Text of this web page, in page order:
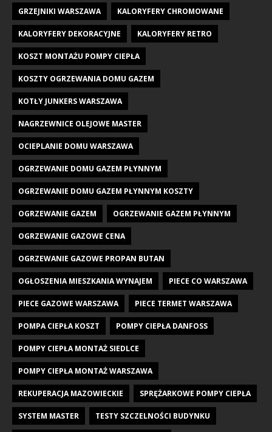
GRZEJNIKI WARSZAWA KALORYFERY CHROMOWANE
KALORYFERY DEKORACYJNE KALORYFERY RETRO
KOSZT MONTAŻU POMPY CIEPŁA
KOSZTY OGRZEWANIA DOMU GAZEM
KOTŁY JUNKERS WARSZAWA
NAGRZEWNICE OLEJOWE MASTER
OCIEPLANIE DOMU WARSZAWA
OGRZEWANIE DOMU GAZEM PŁYNNYM
OGRZEWANIE DOMU GAZEM PŁYNNYM KOSZTY
OGRZEWANIE GAZEM OGRZEWANIE GAZEM PŁYNNYM
OGRZEWANIE GAZOWE CENA
OGRZEWANIE GAZOWE PROPAN BUTAN
OGŁOSZENIA MIESZKANIA WYNAJEM PIECE CO WARSZAWA
PIECE GAZOWE WARSZAWA PIECE TERMET WARSZAWA
POMPA CIEPŁA KOSZT POMPY CIEPŁA DANFOSS
POMPY CIEPŁA MONTAŻ SIEDLCE
POMPY CIEPŁA MONTAŻ WARSZAWA
REKUPERACJA MAZOWIECKIE SPRĘŻARKOWE POMPY CIEPŁA
SYSTEM MASTER TESTY SZCZELNOŚCI BUDYNKU